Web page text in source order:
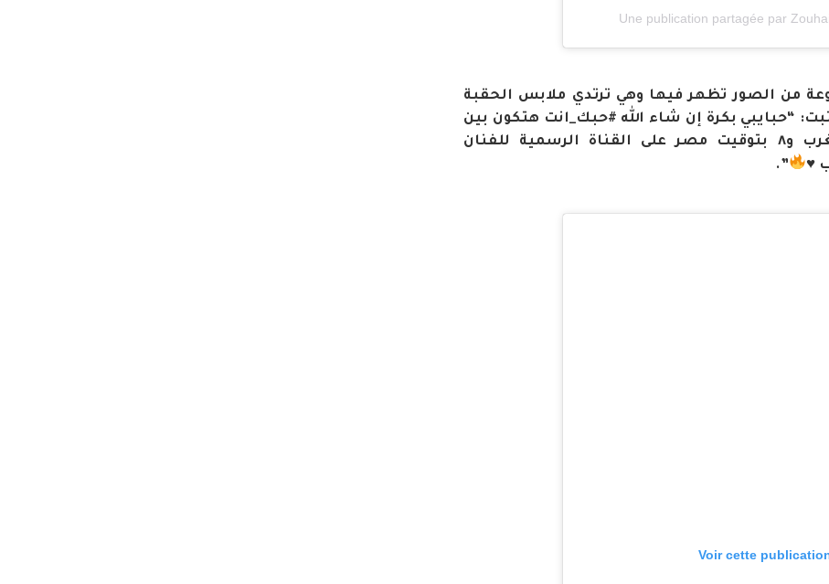
Une publication partagée par
من الصور تظهر فيها وهي ترتدي ملابس الحقبة
“حبايبي بكرة إن شاء الله #حبك_انت هتكون بين
أيديكوا الساعة ٧ بتوقيت المغرب و٨ بتوقيت مصر على القناة الرسمية للفنان
♥️
”.
Voir cette